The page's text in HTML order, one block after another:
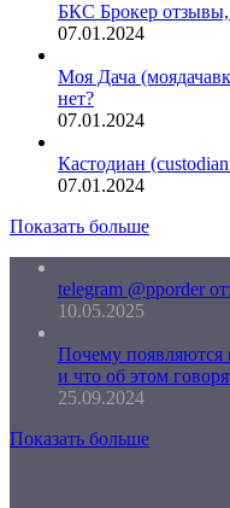
БКС Брокер отзывы,
07.01.2024
Моя Дача
нет?
07.01.2024
Кастодиан
07.01.2024
Показать больше
telegram @pporder
10.05.2025
Почему появляются
и что об этом
25.09.2024
Показать больше